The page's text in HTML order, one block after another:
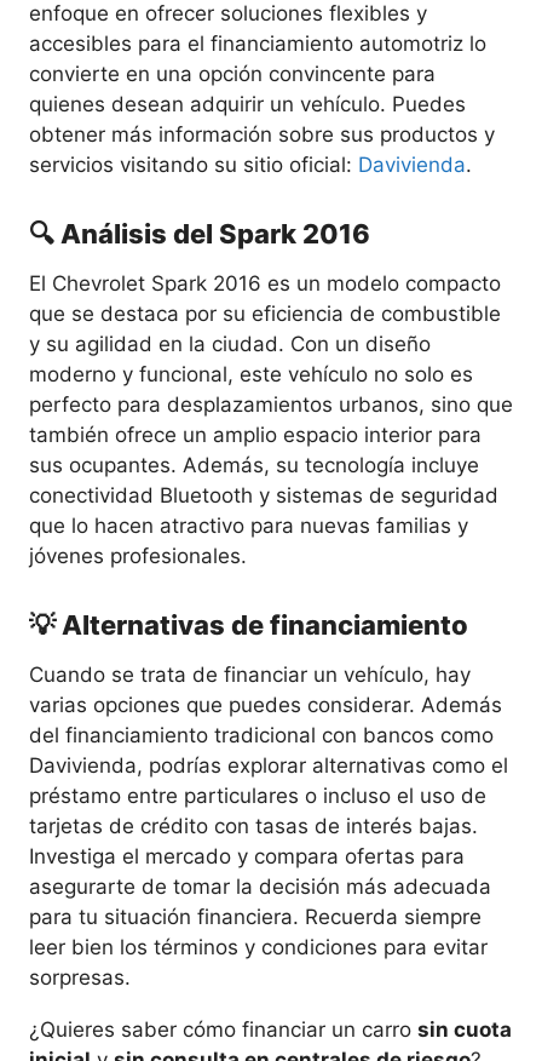
enfoque en ofrecer soluciones flexibles y
accesibles para el financiamiento automotriz lo
convierte en una opción convincente para
quienes desean adquirir un vehículo. Puedes
obtener más información sobre sus productos y
servicios visitando su sitio oficial: Davivienda.
🔍 Análisis del Spark 2016
El Chevrolet Spark 2016 es un modelo compacto
que se destaca por su eficiencia de combustible
y su agilidad en la ciudad. Con un diseño
moderno y funcional, este vehículo no solo es
perfecto para desplazamientos urbanos, sino que
también ofrece un amplio espacio interior para
sus ocupantes. Además, su tecnología incluye
conectividad Bluetooth y sistemas de seguridad
que lo hacen atractivo para nuevas familias y
jóvenes profesionales.
💡 Alternativas de financiamiento
Cuando se trata de financiar un vehículo, hay
varias opciones que puedes considerar. Además
del financiamiento tradicional con bancos como
Davivienda, podrías explorar alternativas como el
préstamo entre particulares o incluso el uso de
tarjetas de crédito con tasas de interés bajas.
Investiga el mercado y compara ofertas para
asegurarte de tomar la decisión más adecuada
para tu situación financiera. Recuerda siempre
leer bien los términos y condiciones para evitar
sorpresas.
¿Quieres saber cómo financiar un carro sin cuota